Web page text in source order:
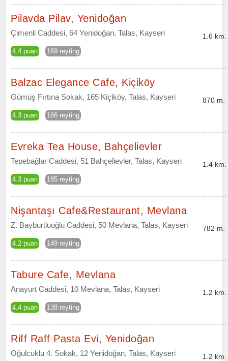
Pilavda Pilav, Yenidoğan
Çimenli Caddesi, 64 Yenidoğan, Talas, Kayseri
4.4 puan 169 reyting
1.6 km.
Balzac Elegance Cafe, Kiçiköy
Gümüş Fırtına Sokak, 165 Kiçiköy, Talas, Kayseri
4.3 puan 166 reyting
870 m.
Evreka Tea House, Bahçelievler
Tepebağlar Caddesi, 51 Bahçelievler, Talas, Kayseri
4.3 puan 185 reyting
1.4 km.
Nişantaşı Cafe&Restaurant, Mevlana
Z. Bayburtluoğlu Caddesi, 50 Mevlana, Talas, Kayseri
4.2 puan 149 reyting
782 m.
Tabure Cafe, Mevlana
Anayurt Caddesi, 10 Mevlana, Talas, Kayseri
4.4 puan 138 reyting
1.2 km.
Riff Raff Pasta Evi, Yenidoğan
Oğulcuklu 4. Sokak, 12 Yenidoğan, Talas, Kayseri 1.2 km.